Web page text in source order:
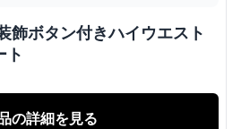
飾ボタン付きハイウエスト
ト
の詳細を見る